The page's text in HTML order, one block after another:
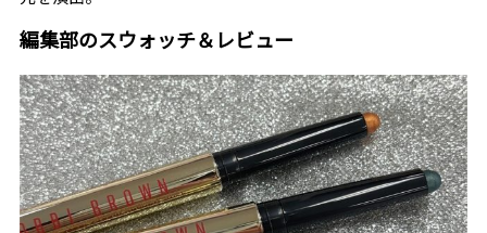
編集部のスウォッチ＆レビュー